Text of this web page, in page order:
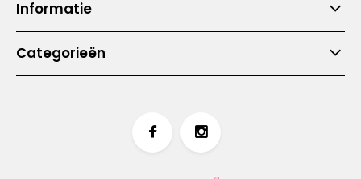
Informatie
Categorieën